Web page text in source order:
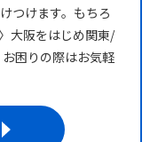
つけます。もちろ
大阪をはじめ関東/
困りの際はお気軽